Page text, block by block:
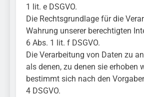
1 lit. e DSGVO.
Die Rechtsgrundlage für die
Wahrung unserer berechtigten
6 Abs. 1 lit. f DSGVO.
Die Verarbeitung von Daten zu
als denen, zu denen sie erhoben
bestimmt sich nach den
4 DSGVO.